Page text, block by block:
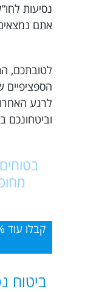
נסיעות
אתם
לטובתכם,
הספציפיים
לרגע
וביטחונכם
ביטוח